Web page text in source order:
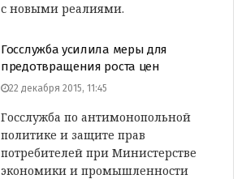
с новыми реалиями.
Госслужба усилила меры для
предотвращения роста цен
22 декабря 2015, 11:45
Госслужба по антимонопольной
политике и защите прав
потребителей при Министерстве
экономики и промышленности